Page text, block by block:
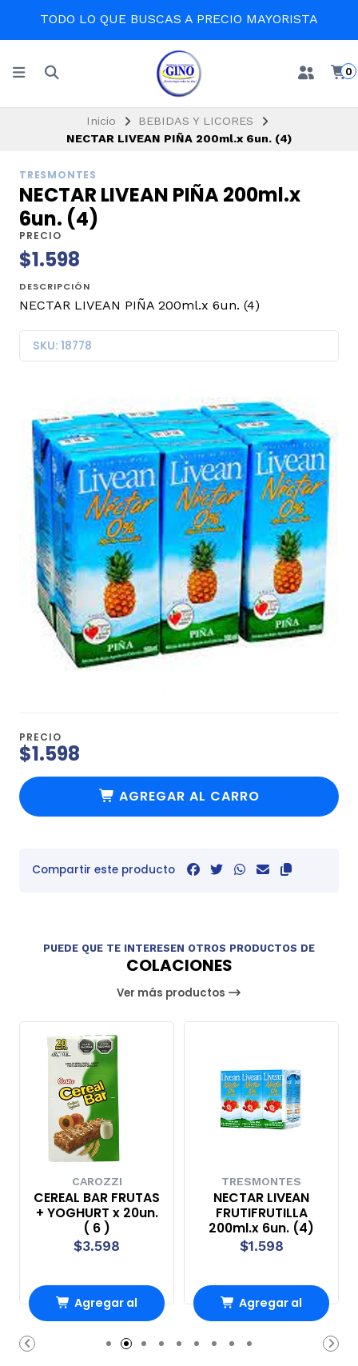
TODO LO QUE BUSCAS A PRECIO MAYORISTA
0
Inicio
BEBIDAS Y LICORES
NECTAR LIVEAN PIÑA 200ml.x 6un. (4)
TRESMONTES
NECTAR LIVEAN PIÑA 200ml.x
6un. (4)
PRECIO
$1.598
DESCRIPCIÓN
NECTAR LIVEAN PIÑA 200ml.x 6un. (4)
SKU: 18778
PRECIO
$1.598
AGREGAR AL CARRO
Compartir este producto
PUEDE QUE TE INTERESEN OTROS PRODUCTOS DE
COLACIONES
Ver más productos
CAROZZI
CEREAL BAR FRUTAS
+ YOGHURT x 20un.
( 6 )
$3.598
Agregar al
Carro
TRESMONTES
NECTAR LIVEAN
FRUTIFRUTILLA
200ml.x 6un. (4)
$1.598
Agregar al
Carro